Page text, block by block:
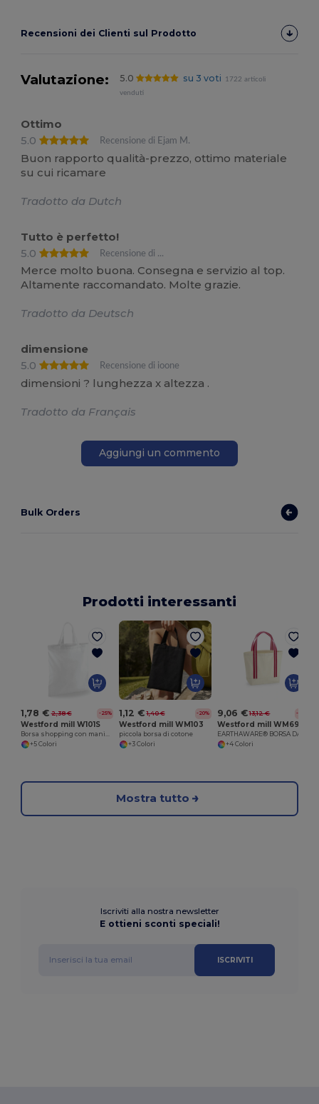
Recensioni dei Clienti sul Prodotto
Valutazione: 5.0 su 3 voti
1722 articoli
venduti
Ottimo
5.0
Recensione di Ejam M.
Buon rapporto qualità-prezzo, ottimo materiale
su cui ricamare
Tradotto da Dutch
Tutto è perfetto!
5.0
Recensione di ...
Merce molto buona. Consegna e servizio al top.
Altamente raccomandato. Molte grazie.
Tradotto da Deutsch
dimensione
5.0
Recensione di ioone
dimensioni ? lunghezza x altezza .
Tradotto da Français
Aggiungi un commento
Bulk Orders
Prodotti interessanti
1,78 € 2,38 € -25%
Westford mill W101S
+5 Colori
1,12 € 1,40 € -20%
Westford mill WM103
piccola borsa di cotone
+3 Colori
9,06 € 13,12 € -31%
Westford mill WM690
+4 Colori
Mostra tutto
Iscriviti alla nostra newsletter
E ottieni sconti speciali!
ISCRIVITI